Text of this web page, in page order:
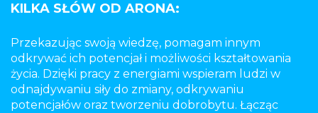
KILKA SŁÓW OD ARONA:
Przekazując swoją wiedzę, pomagam innym
odkrywać ich potencjał i możliwości kształtowania
życia. Dzięki pracy z energiami wspieram ludzi w
odnajdywaniu siły do zmiany, odkrywaniu
potencjałów oraz tworzeniu dobrobytu. Łącząc